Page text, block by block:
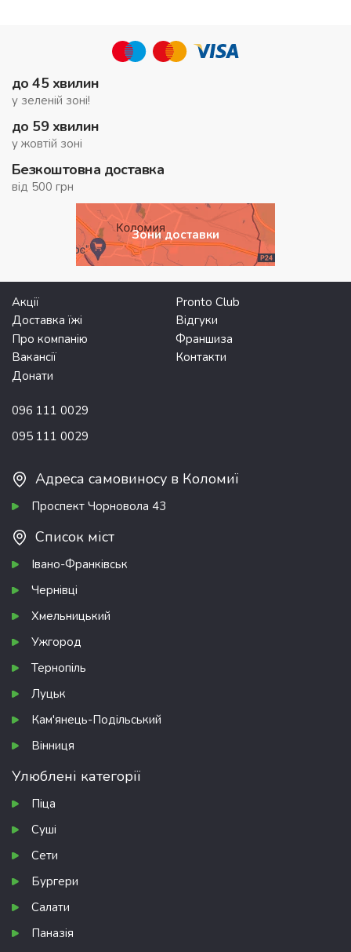
до 45 хвилин
у зеленій зоні!
до 59 хвилин
у жовтій зоні
Безкоштовна доставка
від 500 грн
Зони доставки
Акції
Pronto Club
Доставка їжі
Відгуки
Про компанію
Франшиза
Вакансії
Контакти
Донати
096 111 0029
095 111 0029
Адреса самовиносу в Коломиї
Проспект Чорновола 43
Список міст
Івано-Франківськ
Чернівці
Хмельницький
Ужгород
Тернопіль
Луцьк
Кам'янець-Подільський
Вінниця
Улюблені категорії
Піца
Суші
Сети
Бургери
Салати
Паназія